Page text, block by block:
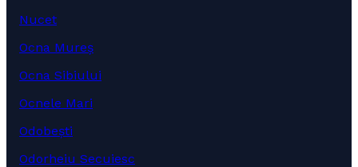
Nucet
Ocna Mureș
Ocna Sibiului
Ocnele Mari
Odobești
Odorheiu Secuiesc